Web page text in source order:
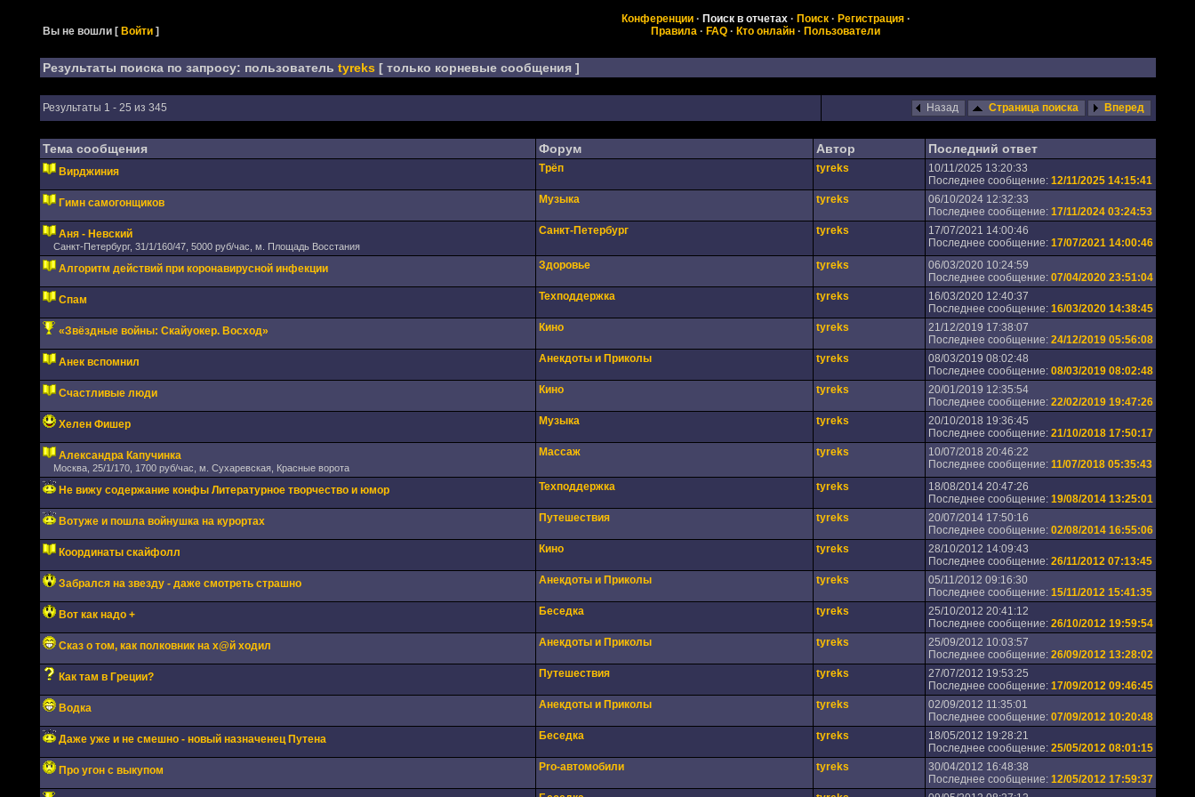
Вы не вошли [Войти ]
Конференции· Поиск в отчетах· Поиск· Регистрация·
Правила · FAQ · Кто онлайн · Пользователи
Результаты поиска по запросу: пользователь tyreks [ только корневые сообщения ]
Результаты 1 - 25 из 345 Назад Страница поиска Вперед
Тема сообщения Форум Автор Последний ответ
Вирджиния Трёп tyreks
10/11/2025 13:20:33
Последнее сообщение: 12/11/2025 14:15:41
Гимн самогонщиков
Музыка tyreks
06/10/2024 12:32:33
Последнее сообщение: 17/11/2024 03:24:53
Аня - Невский
Санкт-Петербург, 31/1/160/47, 5000 руб/час, м. Площадь Восстания
Санкт-Петербург tyreks
17/07/2021 14:00:46
Последнее сообщение: 17/07/2021 14:00:46
Алгоритм действий при коронавирусной инфекции Здоровье tyreks
06/03/2020 10:24:59
Последнее сообщение: 07/04/2020 23:51:04
Спам
Техподдержка tyreks
16/03/2020 12:40:37
Последнее сообщение: 16/03/2020 14:38:45
«Звёздные войны: Скайуокер. Восход»
Кино tyreks
21/12/2019 17:38:07
Последнее сообщение: 24/12/2019 05:56:08
Анек вспомнил
Анекдоты и Приколы tyreks
08/03/2019 08:02:48
Последнее сообщение: 08/03/2019 08:02:48
Счастливые люди
Кино tyreks
20/01/2019 12:35:54
Последнее сообщение: 22/02/2019 19:47:26
Хелен Фишер
Музыка tyreks
20/10/2018 19:36:45
Последнее сообщение: 21/10/2018 17:50:17
Александра Капучинка
Москва, 25/1/170, 1700 руб/час, м. Сухаревская, Красные ворота
Массаж tyreks
10/07/2018 20:46:22
Последнее сообщение: 11/07/2018 05:35:43
Не вижу содержание конфы Литературное творчество и юмор Техподдержка tyreks
18/08/2014 20:47:26
Последнее сообщение: 19/08/2014 13:25:01
Вотуже и пошла войнушка на курортах
Путешествия tyreks
20/07/2014 17:50:16
Последнее сообщение: 02/08/2014 16:55:06
Координаты скайфолл
Кино tyreks
28/10/2012 14:09:43
Последнее сообщение: 26/11/2012 07:13:45
Забрался на звезду - даже смотреть страшно
Анекдоты и Приколы tyreks
05/11/2012 09:16:30
Последнее сообщение: 15/11/2012 15:41:35
Вот как надо +
Беседка tyreks
25/10/2012 20:41:12
Последнее сообщение: 26/10/2012 19:59:54
Сказ о том, как полковник на х@й ходил
Анекдоты и Приколы tyreks
25/09/2012 10:03:57
Последнее сообщение: 26/09/2012 13:28:02
Как там в Греции?
Путешествия tyreks
27/07/2012 19:53:25
Последнее сообщение: 17/09/2012 09:46:45
Водка
Анекдоты и Приколы tyreks
02/09/2012 11:35:01
Последнее сообщение: 07/09/2012 10:20:48
Даже уже и не смешно - новый назначенец Путена
Беседка tyreks
18/05/2012 19:28:21
Последнее сообщение: 25/05/2012 08:01:15
Про угон с выкупом
Pro-автомобили tyreks
30/04/2012 16:48:38
Последнее сообщение: 12/05/2012 17:59:37